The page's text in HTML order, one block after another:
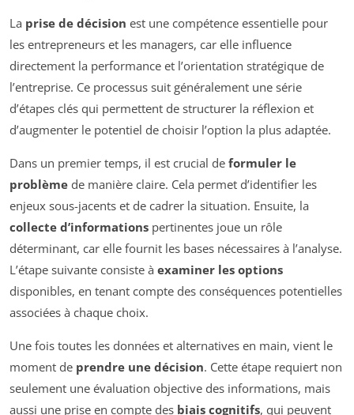
La prise de décision est une compétence essentielle pour
les entrepreneurs et les managers, car elle influence
directement la performance et l’orientation stratégique de
l’entreprise. Ce processus suit généralement une série
d’étapes clés qui permettent de structurer la réflexion et
d’augmenter le potentiel de choisir l’option la plus adaptée.
Dans un premier temps, il est crucial de formuler le
problème de manière claire. Cela permet d’identifier les
enjeux sous-jacents et de cadrer la situation. Ensuite, la
collecte d’informations pertinentes joue un rôle
déterminant, car elle fournit les bases nécessaires à l’analyse.
L’étape suivante consiste à examiner les options
disponibles, en tenant compte des conséquences potentielles
associées à chaque choix.
Une fois toutes les données et alternatives en main, vient le
moment de prendre une décision. Cette étape requiert non
seulement une évaluation objective des informations, mais
aussi une prise en compte des biais cognitifs, qui peuvent